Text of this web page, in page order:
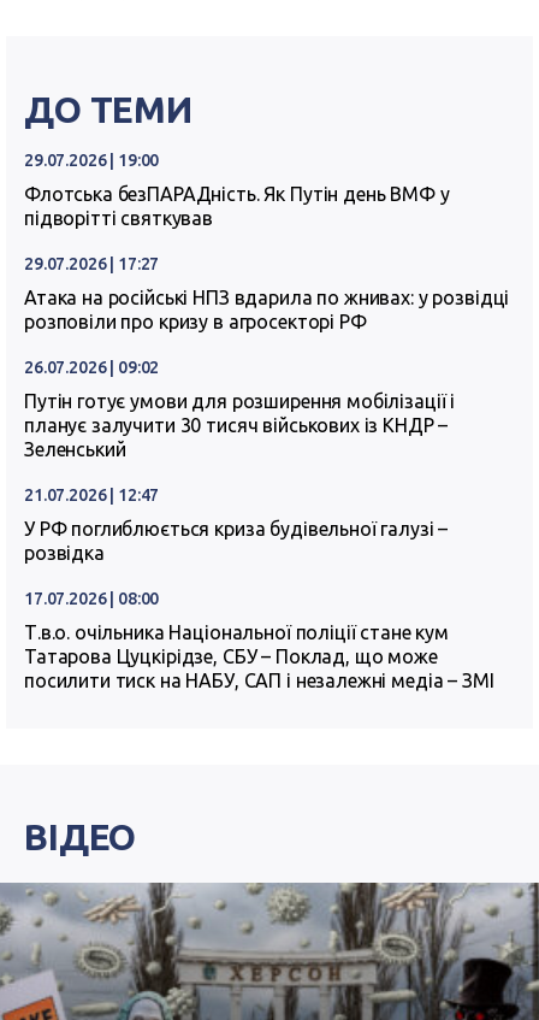
ДО ТЕМИ
29.07.2026 | 19:00
Флотська безПАРАДність. Як Путін день ВМФ у
підворітті святкував
29.07.2026 | 17:27
Атака на російські НПЗ вдарила по жнивах: у розвідці
розповіли про кризу в агросекторі РФ
26.07.2026 | 09:02
Путін готує умови для розширення мобілізації і
планує залучити 30 тисяч військових із КНДР –
Зеленський
21.07.2026 | 12:47
У РФ поглиблюється криза будівельної галузі –
розвідка
17.07.2026 | 08:00
Т.в.о. очільника Національної поліції стане кум
Татарова Цуцкірідзе, СБУ – Поклад, що може
посилити тиск на НАБУ, САП і незалежні медіа – ЗМІ
ВІДЕО